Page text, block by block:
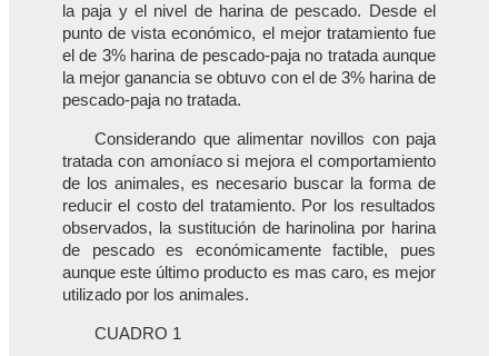
la paja y el nivel de harina de pescado. Desde el
punto de vista económico, el mejor tratamiento fue
el de 3% harina de pescado-paja no tratada aunque
la mejor ganancia se obtuvo con el de 3% harina de
pescado-paja no tratada.
Considerando que alimentar novillos con paja
tratada con amoníaco si mejora el comportamiento
de los animales, es necesario buscar la forma de
reducir el costo del tratamiento. Por los resultados
observados, la sustitución de harinolina por harina
de pescado es económicamente factible, pues
aunque este último producto es mas caro, es mejor
utilizado por los animales.
CUADRO 1